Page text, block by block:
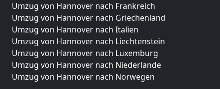
Umzug von Hannover nach Frankreich
Umzug von Hannover nach Griechenland
Umzug von Hannover nach Italien
Umzug von Hannover nach Liechtenstein
Umzug von Hannover nach Luxemburg
Umzug von Hannover nach Niederlande
Umzug von Hannover nach Norwegen